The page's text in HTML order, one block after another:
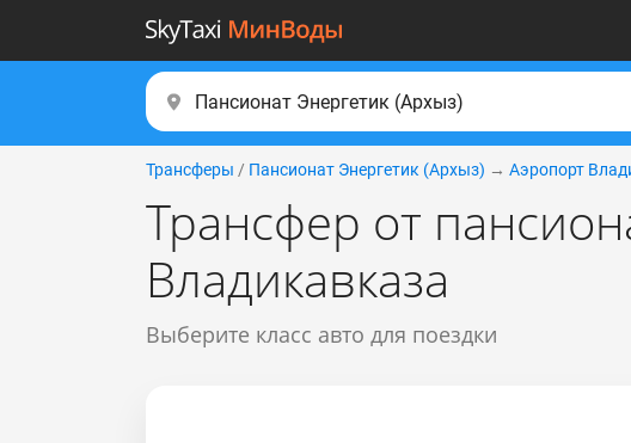
Трансферы / Пансионат Энергетик (Apxыз) → Аэропорт
Трансфер от
Владикавказа
Выберите класс авто для поездки